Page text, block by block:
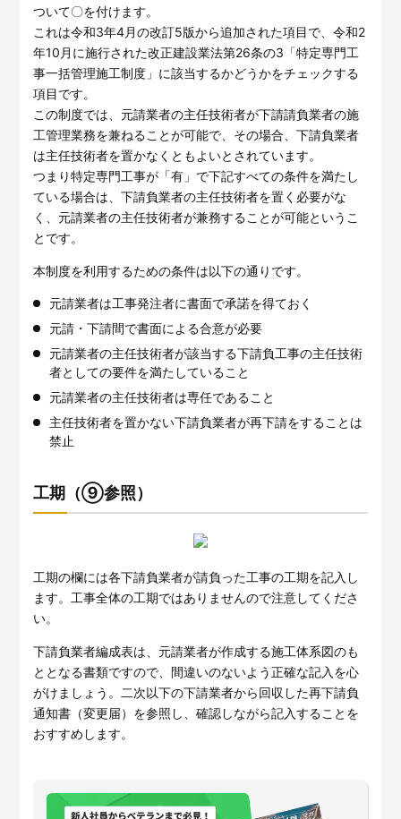
ついて〇を付けます。
これは令和3年4月の改訂5版から追加された項目で、令和2
年10月に施行された改正建設業法第26条の3「特定専門工
事一括管理施工制度」に該当するかどうかをチェックする
項目です。
この制度では、元請業者の主任技術者が下請請負業者の施
工管理業務を兼ねることが可能で、その場合、下請負業者
は主任技術者を置かなくともよいとされています。
つまり特定専門工事が「有」で下記すべての条件を満たし
ている場合は、下請負業者の主任技術者を置く必要がな
く、元請業者の主任技術者が兼務することが可能というこ
とです。
本制度を利用するための条件は以下の通りです。
元請業者は工事発注者に書面で承諾を得ておく
元請・下請間で書面による合意が必要
元請業者の主任技術者が該当する下請負工事の主任技術
者としての要件を満たしていること
元請業者の主任技術者は専任であること
主任技術者を置かない下請負業者が再下請をすることは
禁止
工期（⑨参照）
工期の欄には各下請負業者が請負った工事の工期を記入し
ます。工事全体の工期ではありませんので注意してくださ
い。
下請負業者編成表は、元請業者が作成する施工体系図のも
ととなる書類ですので、間違いのないよう正確な記入を心
がけましょう。二次以下の下請業者から回収した再下請負
通知書（変更届）を参照し、確認しながら記入することを
おすすめします。
グリーンファイルの基礎知識を一気見！
建設現場マガジンの中からグリーンファイルに関連する人気
記事をピックアップしました。気になる記事をまとめてご覧
いただけます。